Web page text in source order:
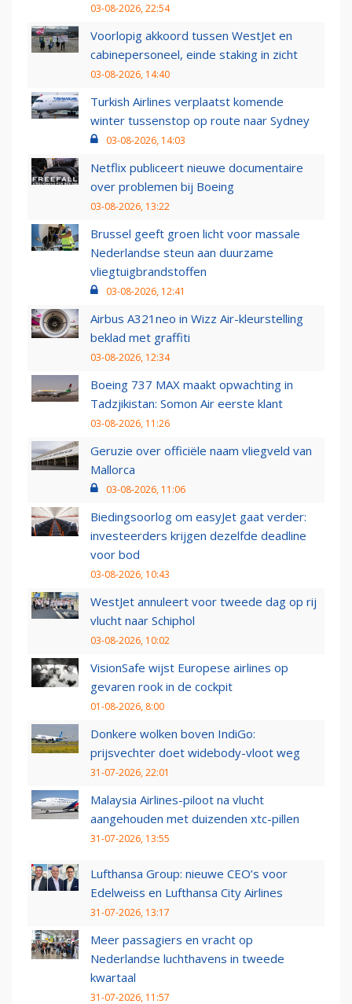
03-08-2026, 22:54
Voorlopig akkoord tussen WestJet en
cabinepersoneel, einde staking in zicht
03-08-2026, 14:40
Turkish Airlines verplaatst komende
winter tussenstop op route naar Sydney
03-08-2026, 14:03
Netflix publiceert nieuwe documentaire
over problemen bij Boeing
03-08-2026, 13:22
Brussel geeft groen licht voor massale
Nederlandse steun aan duurzame
vliegtuigbrandstoffen
03-08-2026, 12:41
Airbus A321neo in Wizz Air-kleurstelling
beklad met graffiti
03-08-2026, 12:34
Boeing 737 MAX maakt opwachting in
Tadzjikistan: Somon Air eerste klant
03-08-2026, 11:26
Geruzie over officiële naam vliegveld van
Mallorca
03-08-2026, 11:06
Biedingsoorlog om easyJet gaat verder:
investeerders krijgen dezelfde deadline
voor bod
03-08-2026, 10:43
WestJet annuleert voor tweede dag op rij
vlucht naar Schiphol
03-08-2026, 10:02
VisionSafe wijst Europese airlines op
gevaren rook in de cockpit
01-08-2026, 8:00
Donkere wolken boven IndiGo:
prijsvechter doet widebody-vloot weg
31-07-2026, 22:01
Malaysia Airlines-piloot na vlucht
aangehouden met duizenden xtc-pillen
31-07-2026, 13:55
Lufthansa Group: nieuwe CEO’s voor
Edelweiss en Lufthansa City Airlines
31-07-2026, 13:17
Meer passagiers en vracht op
Nederlandse luchthavens in tweede
kwartaal
31-07-2026, 11:57